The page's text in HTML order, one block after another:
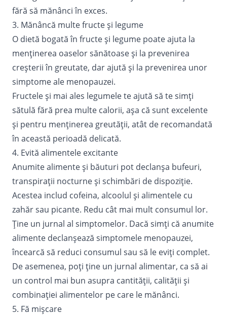
fără să mănânci în exces.
3. Mănâncă multe fructe și legume
O dietă bogată în fructe și legume poate ajuta la
menținerea oaselor sănătoase și la prevenirea
creșterii în greutate, dar ajută și la prevenirea unor
simptome ale menopauzei.
Fructele și mai ales legumele te ajută să te simți
sătulă fără prea multe calorii, așa că sunt excelente
și pentru menținerea greutății, atât de recomandată
în această perioadă delicată.
4. Evită alimentele excitante
Anumite alimente și băuturi pot declanșa bufeuri,
transpirații nocturne și schimbări de dispoziție.
Acestea includ cofeina, alcoolul și alimentele cu
zahăr sau picante. Redu cât mai mult consumul lor.
Ține un jurnal al simptomelor. Dacă simți că anumite
alimente declanșează simptomele menopauzei,
încearcă să reduci consumul sau să le eviți complet.
De asemenea, poți ține un jurnal alimentar, ca să ai
un control mai bun asupra cantității, calității și
combinației alimentelor pe care le mănânci.
5. Fă mișcare